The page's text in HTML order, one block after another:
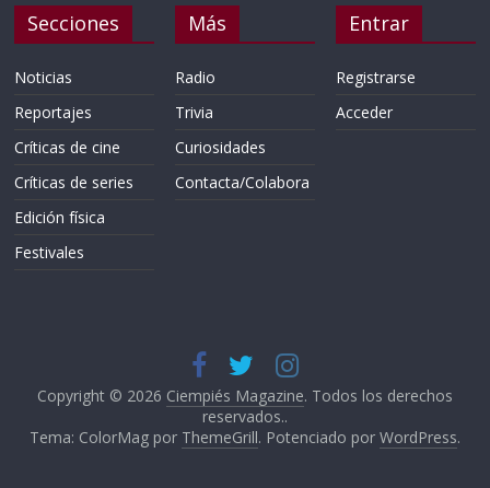
Secciones
Noticias
Reportajes
Críticas de cine
Críticas de series
Edición física
Festivales
Más
Radio
Trivia
Curiosidades
Contacta/Colabora
Entrar
Registrarse
Acceder
Copyright © 2026 Ciempiés Magazine. Todos los derechos
reservados..
Tema: ColorMag por ThemeGrill. Potenciado por WordPress.